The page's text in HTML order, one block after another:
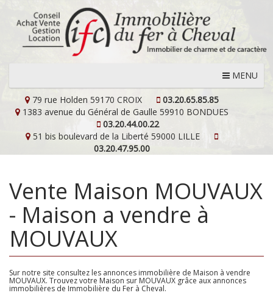
MENU
79 rue Holden 59170 CROIX
03.20.65.85.85
1383 avenue du Général de Gaulle 59910 BONDUES
03.20.44.00.22
51 bis boulevard de la Liberté 59000 LILLE
03.20.47.95.00
Vente Maison MOUVAUX
- Maison a vendre à
MOUVAUX
Sur notre site consultez les annonces immobilière de Maison à vendre
MOUVAUX. Trouvez votre Maison sur MOUVAUX grâce aux annonces
immobilières de Immobilière du Fer à Cheval.